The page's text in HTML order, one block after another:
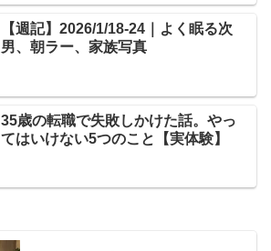
【週記】2026/1/18-24｜よく眠る次
男、朝ラー、家族写真
35歳の転職で失敗しかけた話。やっ
てはいけない5つのこと【実体験】